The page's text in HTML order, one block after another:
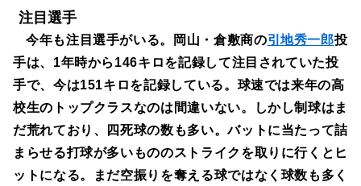
注目選手
今年も注目選手がいる。岡山・倉敷商の引地秀一郎投
手は、1年時から146キロを記録して注目されていた投
手で、今は151キロを記録している。球速では来年の高
校生のトップクラスなのは間違いない。しかし制球はま
だ荒れており、四死球の数も多い。バットに当たって詰
まらせる打球が多いもののストライクを取りに行くとヒ
ットになる。まだ空振りを奪える球ではなく球数も多く